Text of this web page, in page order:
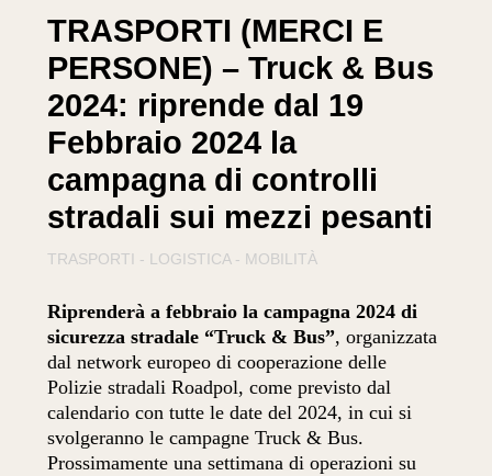
TRASPORTI (MERCI E
PERSONE) – Truck & Bus
2024: riprende dal 19
Febbraio 2024 la
campagna di controlli
stradali sui mezzi pesanti
TRASPORTI - LOGISTICA - MOBILITÀ
Riprenderà a febbraio la campagna 2024 di
sicurezza stradale “Truck & Bus”, organizzata
dal network europeo di cooperazione delle
Polizie stradali Roadpol, come previsto dal
calendario con tutte le date del 2024, in cui si
svolgeranno le campagne Truck & Bus.
Prossimamente una settimana di operazioni su